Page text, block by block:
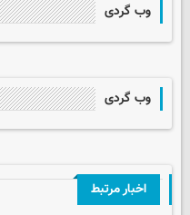
وب گردی
وب گردی
اخبار مرتبط